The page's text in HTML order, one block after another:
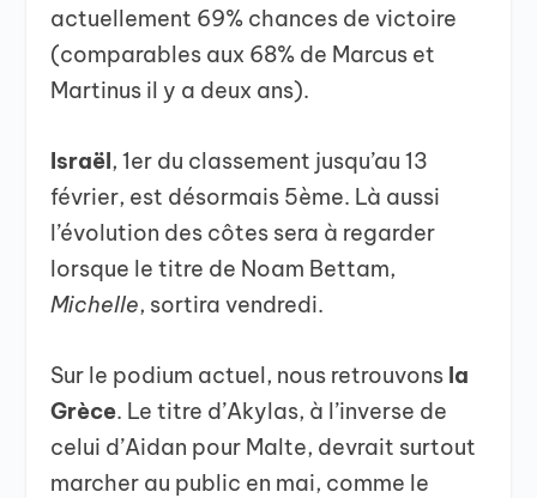
actuellement 69% chances de victoire
(comparables aux 68% de Marcus et
Martinus il y a deux ans).
Israël, 1er du classement jusqu’au 13
février, est désormais 5ème. Là aussi
l’évolution des côtes sera à regarder
lorsque le titre de Noam Bettam,
Michelle, sortira vendredi.
Sur le podium actuel, nous retrouvons la
Grèce. Le titre d’Akylas, à l’inverse de
celui d’Aidan pour Malte, devrait surtout
marcher au public en mai, comme le